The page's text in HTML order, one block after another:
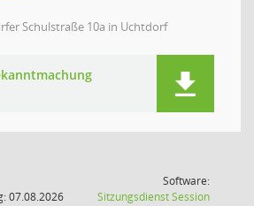
Schulstraße 10a in Uchtdorf
07.08.2026
Software:
SitzungsdienstSession(Wird in